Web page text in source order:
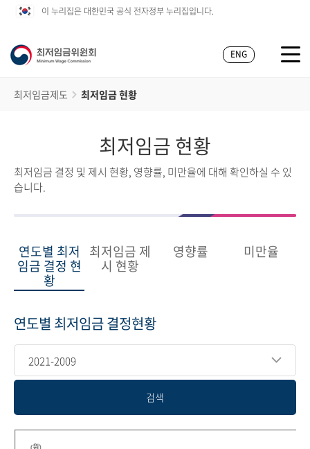
이 누리집은 대한민국 공식 전자정부 누리집입니다.
ENG
최저임금제도 최저임금 현황
최저임금 현황
최저임금 결정 및 제시 현황, 영향률, 미만율에 대해 확인하실 수 있
습니다.
연도별 최저
임금 결정 현
황
최저임금 제
시 현황
영향률 미만율
연도별 최저임금 결정현황
2021-2009
검색